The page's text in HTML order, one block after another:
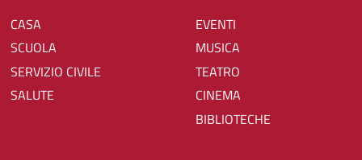
CASA
SCUOLA
SERVIZIO CIVILE
SALUTE
EVENTI
MUSICA
TEATRO
CINEMA
BIBLIOTECHE